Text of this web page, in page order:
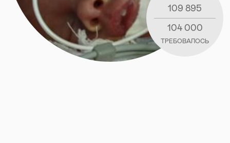
109 895
104 000
ТРЕБОВАЛОСЬ